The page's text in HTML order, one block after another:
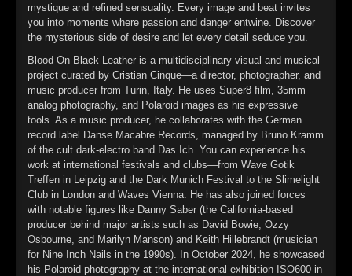
mystique and refined sensuality. Every image and beat invites
you into moments where passion and danger entwine. Discover
the mysterious side of desire and let every detail seduce you.
Blood On Black Leather is a multidisciplinary visual and musical
project curated by Cristian Cinque—a director, photographer, and
music producer from Turin, Italy. He uses Super8 film, 35mm
analog photography, and Polaroid images as his expressive
tools. As a music producer, he collaborates with the German
record label Danse Macabre Records, managed by Bruno Kramm
of the cult dark-electro band Das Ich. You can experience his
work at international festivals and clubs—from Wave Gotik
Treffen in Leipzig and the Dark Munich Festival to the Slimelight
Club in London and Waves Vienna. He has also joined forces
with notable figures like Danny Saber (the California-based
producer behind major artists such as David Bowie, Ozzy
Osbourne, and Marilyn Manson) and Keith Hillebrandt (musician
for Nine Inch Nails in the 1990s). In October 2024, he showcased
his Polaroid photography at the international exhibition ISO600 in